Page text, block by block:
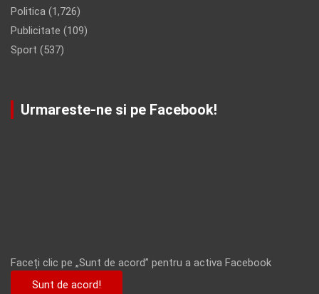
Politica (1,726)
Publicitate (109)
Sport (537)
Urmareste-ne si pe Facebook!
Faceți clic pe „Sunt de acord” pentru a activa Facebook
Sunt de acord!